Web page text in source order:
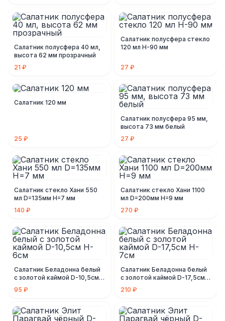
Салатник полусфера 40 мл,
высота 62 мм прозрачный
21 ₽
Салатник полусфера стекло
120 мл Н-90 мм
27 ₽
Салатник 120 мм
25 ₽
Салатник полусфера 95 мм,
высота 73 мм белый
27 ₽
Салатник стекло Хани 550
мл D=135мм Н=7 мм
140 ₽
Салатник стекло Хани 1100
мл D=200мм Н=9 мм
270 ₽
Салатник Беладонна белый
с золотой каймой D-10,5см
H-6см
95 ₽
Салатник Беладонна белый
с золотой каймой D-17,5см
H-7см
210 ₽